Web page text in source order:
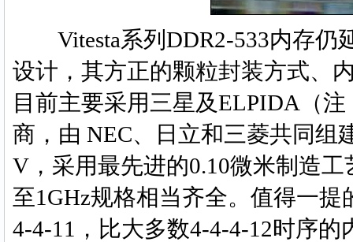
Vitesta系列DDR2-533内存仍
设计，其方正的颗粒封装方式、
目前主要采用三星及ELPIDA（
商，由 NEC、日立和三菱共同组
V，采用最先进的0.10微米制造
至1GHz规格相当齐全。值得一提
4-4-11，比大多数4-4-4-12时序